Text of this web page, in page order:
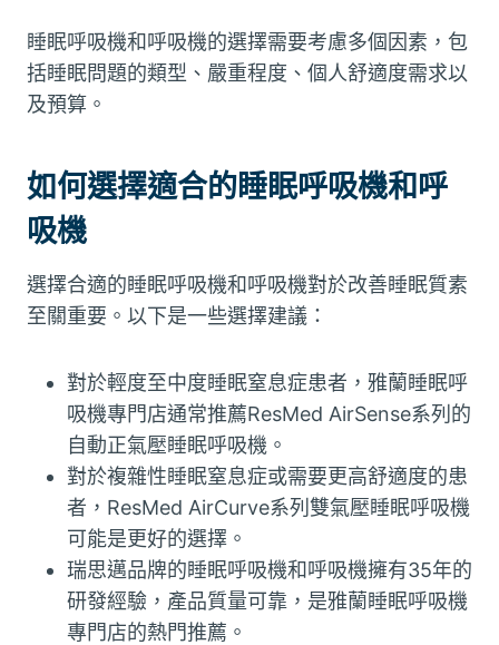
睡眠呼吸機和呼吸機的選擇需要考慮多個因素，包
括睡眠問題的類型、嚴重程度、個人舒適度需求以
及預算。
如何選擇適合的睡眠呼吸機和呼
吸機
選擇合適的睡眠呼吸機和呼吸機對於改善睡眠質素
至關重要。以下是一些選擇建議：
對於輕度至中度睡眠窒息症患者，雅蘭睡眠呼
吸機專門店通常推薦ResMed AirSense系列的
自動正氣壓睡眠呼吸機。
對於複雜性睡眠窒息症或需要更高舒適度的患
者，ResMed AirCurve系列雙氣壓睡眠呼吸機
可能是更好的選擇。
瑞思邁品牌的睡眠呼吸機和呼吸機擁有35年的
研發經驗，產品質量可靠，是雅蘭睡眠呼吸機
專門店的熱門推薦。